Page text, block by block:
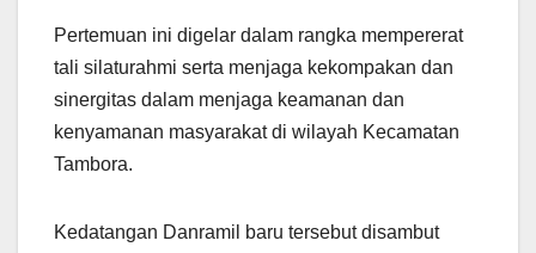
Pertemuan ini digelar dalam rangka mempererat
tali silaturahmi serta menjaga kekompakan dan
sinergitas dalam menjaga keamanan dan
kenyamanan masyarakat di wilayah Kecamatan
Tambora.
Kedatangan Danramil baru tersebut disambut